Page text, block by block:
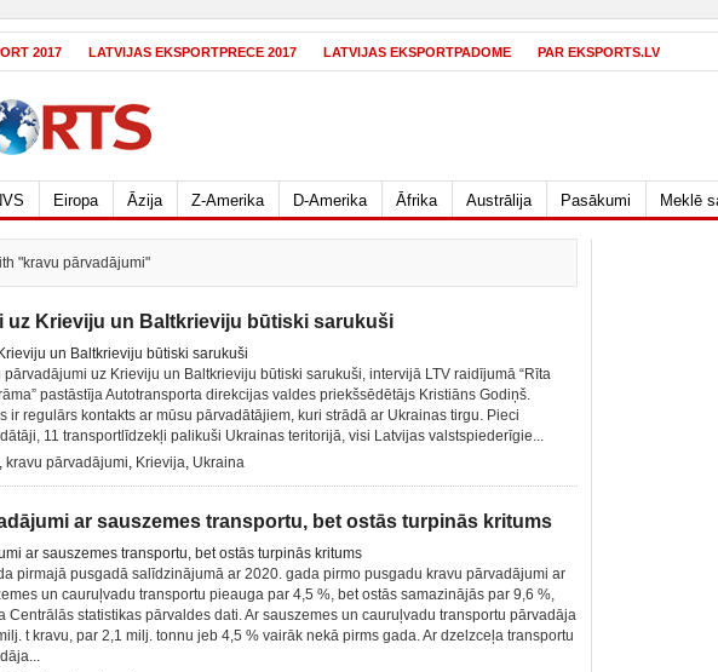
2017 LATVIJAS EKSPORTPRECE 2017 LATVIJAS EKSPORTPADOME PAR EKSPORTS.LV
Eiropa Āzija Z-Amerika D-Amerika Āfrika Austrālija Pasākumi Meklē
"kravu pārvadājumi"
uz Krieviju un Baltkrieviju būtiski sarukuši
pārvadājumi uz Krieviju un Baltkrieviju būtiski sarukuši, intervijā LTV raidījumā “Rīta
pastāstīja Autotransporta direkcijas valdes priekšsēdētājs Kristiāns Godiņš.
ir regulārs kontakts ar mūsu pārvadātājiem, kuri strādā ar Ukrainas tirgu. Pieci
11 transportlīdzekļi palikuši Ukrainas teritorijā, visi Latvijas valstspiederīgie...
, kravu pārvadājumi, Krievija, Ukraina
ar sauszemes transportu, bet ostās turpinās kritums
pirmajā pusgadā salīdzinājumā ar 2020. gada pirmo pusgadu kravu pārvadājumi ar
un cauruļvadu transportu pieauga par 4,5 %, bet ostās samazinājās par 9,6 %,
Centrālās statistikas pārvaldes dati. Ar sauszemes un cauruļvadu transportu pārvadāja
t kravu, par 2,1 milj. tonnu jeb 4,5 % vairāk nekā pirms gada. Ar dzelzceļa transportu